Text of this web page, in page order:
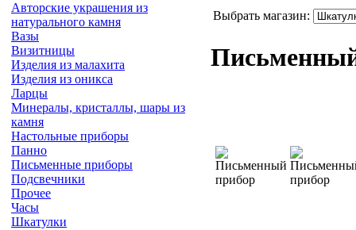
Авторские украшения из
натурального камня
Вазы
Визитницы
Изделия из малахита
Изделия из оникса
Ларцы
Минералы, кристаллы, шары из
камня
Настольные приборы
Панно
Письменные приборы
Подсвечники
Прочее
Часы
Шкатулки
Выбрать магазин: